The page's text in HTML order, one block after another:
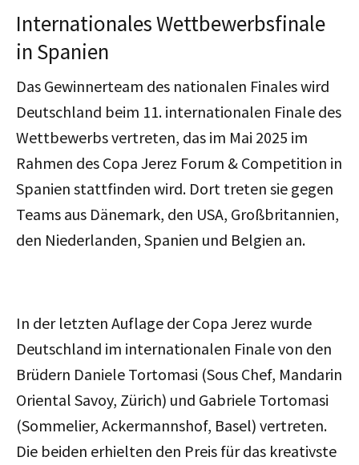
Internationales Wettbewerbsfinale
in Spanien
Das Gewinnerteam des nationalen Finales wird
Deutschland beim 11. internationalen Finale des
Wettbewerbs vertreten, das im Mai 2025 im
Rahmen des Copa Jerez Forum & Competition in
Spanien stattfinden wird. Dort treten sie gegen
Teams aus Dänemark, den USA, Großbritannien,
den Niederlanden, Spanien und Belgien an.
In der letzten Auflage der Copa Jerez wurde
Deutschland im internationalen Finale von den
Brüdern Daniele Tortomasi (Sous Chef, Mandarin
Oriental Savoy, Zürich) und Gabriele Tortomasi
(Sommelier, Ackermannshof, Basel) vertreten.
Die beiden erhielten den Preis für das kreativste